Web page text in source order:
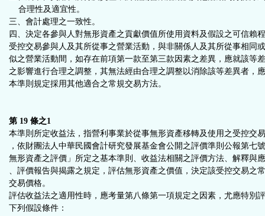
合理性及適宜性。
三、會計處理之一致性。
四、決定各參與人對無形資產之貢獻價值所使用資料及假設之可信賴
受控交易參與人及其所從事之營業活動，與非關係人及其所從事相同
似之營業活動間，如存在前項第一款至第三款因素之差異，應就該等
之影響進行合理之調整，其無法經由合理之調整以消除該等差異者，
本準則規定採用其他適合之常規交易方法。
第 19 條之1
本準則所定收益法，指營利事業於從事無形資產移轉及使用之受控交
，依財團法人中華民國會計研究發展基金會公開之評價準則公報第七
無形資產之評價」所定之基本準則、收益法相關之評價方法、解釋與
、評價報告與揭露之規定，評估無形資產之價值，決定該受控交易之
交易價格。
評估收益法之適用性時，應考量第八條第一項規定之因素，尤應特別
下列假設條件：